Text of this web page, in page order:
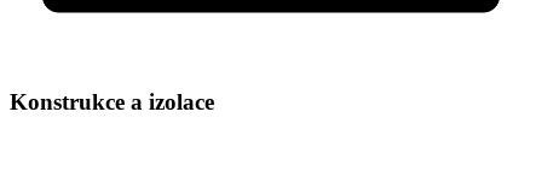
Konstrukce a izolace